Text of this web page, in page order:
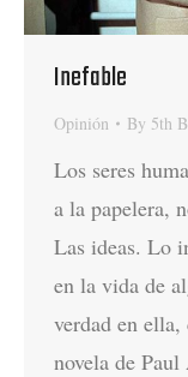
Inefable
Opinión By 5th
Los seres
a la papelera,
Las ideas. Lo
en la vida de
verdad en ella,
novela de